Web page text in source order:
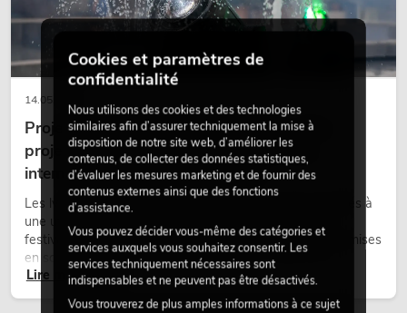
14.05.2026
Projecteurs à tête mobile d'extérieur : des
projecteurs à tête mobile résistants aux
intempéries pour les événements
Les lyres outdoor sont des projecteurs motorisés destinés à
une utilisation en extérieur. Elles sont utilisées lors de
festivals, de fêtes urbaines, de concerts en plein air, de mises
en scène architecturales et d’installations extérieures
temporaires.
Lire maintenant
Cookies et paramètres de
confidentialité
Nous utilisons des cookies et des technologies
similaires afin d’assurer techniquement la mise à
disposition de notre site web, d’améliorer les
contenus, de collecter des données statistiques,
d’évaluer les mesures marketing et de fournir des
contenus externes ainsi que des fonctions
d’assistance.
Vous pouvez décider vous-même des catégories et
services auxquels vous souhaitez consentir. Les
services techniquement nécessaires sont
indispensables et ne peuvent pas être désactivés.
Vous trouverez de plus amples informations à ce sujet